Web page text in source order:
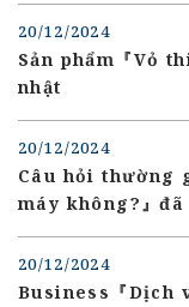
20/12/2024
Sản phẩm『Vỏ
nhật
20/12/2024
Câu hỏi thường
máy không?』
20/12/2024
Business『Dịch